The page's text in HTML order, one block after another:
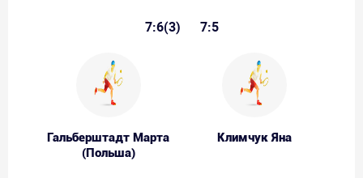
7:6(3) 7:5
Гальберштадт Марта
(Польша)
Климчук Яна